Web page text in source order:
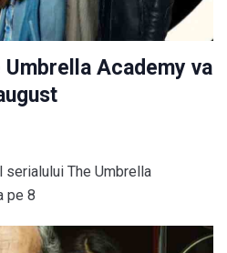
Academy va
The Umbrella
pe 8